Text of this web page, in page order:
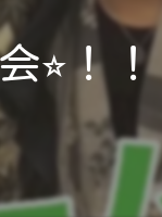
⭐︎！！